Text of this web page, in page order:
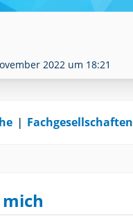
2022 um 18:21
❘ Fachgesellschaften